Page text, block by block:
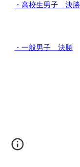
・高校生男子 決勝
・一般男子 決勝